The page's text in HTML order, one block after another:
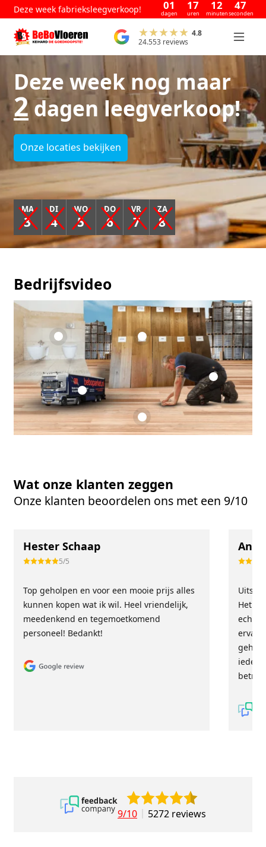
Deze week fabrieksleegverkoop! 01
dagen
17
uren
12
minuten
47
seconden
4.8
24.553 reviews
Deze week nog maar
2dagen leegverkoop!
Onze locaties bekijken
MA
3
DI
4
WO
5
DO
6
VR
7
ZA
8
Bedrijfsvideo
Wat onze klanten zeggen
Onze klanten beoordelen ons met een 9/10
Hester Schaap
5/5
Top geholpen en voor een mooie prijs alles
kunnen kopen wat ik wil. Heel vriendelijk,
meedenkend en tegemoetkomend
personeel! Bedankt!
Het
echt
9/10 5272 reviews